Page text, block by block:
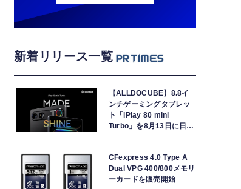
新着リリース一覧
【ALLDOCUBE】8.8イ
ンチゲーミングタブレッ
ト「iPlay 80 mini
Turbo」を8月13日に日本
CFexpress 4.0 Type A
Dual VPG 400/800メモリ
ーカードを販売開始